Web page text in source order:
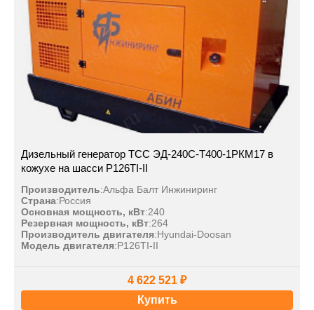
Дизельный генератор ТСС ЭД-240С-Т400-1РКМ17 в
кожухе на шасси P126TI-II
Производитель:Альфа Балт Инжиниринг
Страна:Россия
Основная мощность, кВт:240
Резервная мощность, кВт:264
Производитель двигателя:Hyundai-Doosan
Модель двигателя:P126TI-II
4 622 521 ₽
Купить